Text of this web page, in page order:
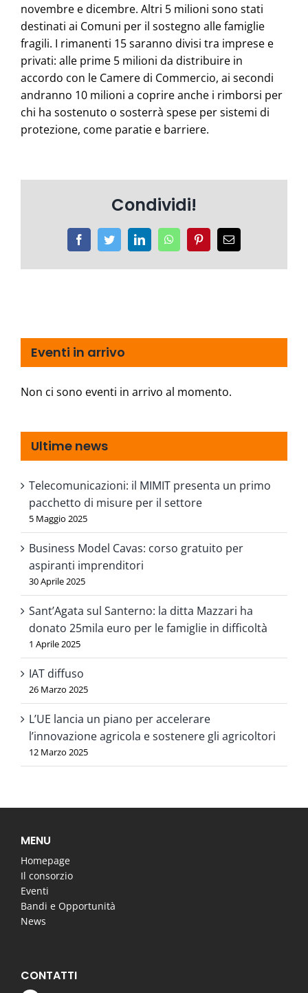
novembre e dicembre. Altri 5 milioni sono stati
destinati ai Comuni per il sostegno alle famiglie
fragili. I rimanenti 15 saranno divisi tra imprese e
privati: alle prime 5 milioni da distribuire in
accordo con le Camere di Commercio, ai secondi
andranno 10 milioni a coprire anche i rimborsi per
chi ha sostenuto o sosterrà spese per sistemi di
protezione, come paratie e barriere.
Condividi!
FacebookTwitterLinkedInWhatsAppPinterestEmail
Eventi in arrivo
Non ci sono eventi in arrivo al momento.
Ultime news
Telecomunicazioni: il MIMIT presenta un primo
pacchetto di misure per il settore
5 Maggio 2025
Business Model Cavas: corso gratuito per
aspiranti imprenditori
30 Aprile 2025
Sant’Agata sul Santerno: la ditta Mazzari ha
donato 25mila euro per le famiglie in difficoltà
1 Aprile 2025
IAT diffuso
26 Marzo 2025
L’UE lancia un piano per accelerare
l’innovazione agricola e sostenere gli agricoltori
12 Marzo 2025
MENU
Homepage
Il consorzio
Eventi
Bandi e Opportunità
News
CONTATTI